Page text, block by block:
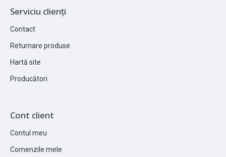
Serviciu clienți
Contact
Returnare produse
Hartă site
Producători
Cont client
Contul meu
Comenzile mele